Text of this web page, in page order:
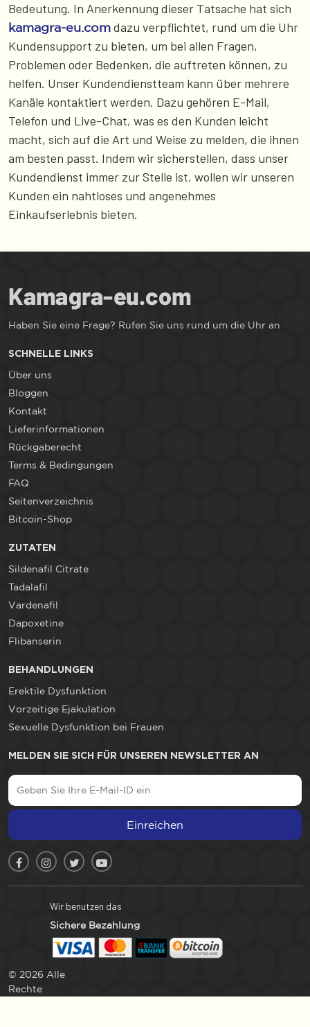
Bedeutung. In Anerkennung dieser Tatsache hat sich
kamagra-eu.com dazu verpflichtet, rund um die Uhr
Kundensupport zu bieten, um bei allen Fragen,
Problemen oder Bedenken, die auftreten können, zu
helfen. Unser Kundendienstteam kann über mehrere
Kanäle kontaktiert werden. Dazu gehören E-Mail,
Telefon und Live-Chat, was es den Kunden leicht
macht, sich auf die Art und Weise zu melden, die ihnen
am besten passt. Indem wir sicherstellen, dass unser
Kundendienst immer zur Stelle ist, wollen wir unseren
Kunden ein nahtloses und angenehmes
Einkaufserlebnis bieten.
Haben Sie eine Frage? Rufen Sie uns rund um die Uhr an
SCHNELLE LINKS
Über uns
Bloggen
Kontakt
Lieferinformationen
Rückgaberecht
Terms & Bedingungen
FAQ
Seitenverzeichnis
Bitcoin-Shop
ZUTATEN
Sildenafil Citrate
Tadalafil
Vardenafil
Dapoxetine
Flibanserin
BEHANDLUNGEN
Erektile Dysfunktion
Vorzeitige Ejakulation
Sexuelle Dysfunktion bei Frauen
MELDEN SIE SICH FÜR UNSEREN NEWSLETTER AN
Einreichen
Wir benutzen das
Sichere Bezahlung
© 2026 Alle
Rechte